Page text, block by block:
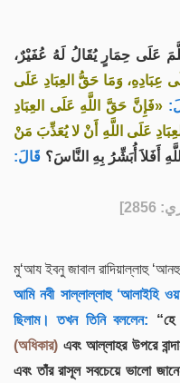
عَلَى حِمَارٍ يُقَالُ لَهُ عُفَيْرٌ،
عِبَادِهِ، وَمَا حَقُّ العِبَادِ عَلَى
«فَإِنَّ حَقَّ اللَّهِ عَلَى العِبَادِ
عَلَى اللَّهِ أَنْ لا يُعَذِّبَ مَنْ
أَفَلاَ أُبَشِّرُ بِهِ النَّاسَ؟ قَالَ:
মু‘আয ইবনু জাবাল রাদিয়াল্লাহু ‘আনহু
আমি নবী সাল্লাল্লাহু ‘আলাইহি
ছিলাম। তখন তিনি বললেন: “হে
(অধিকার) এবং আল্লাহর উপরে
এবং তাঁর রাসূল সবচেয়ে ভালো